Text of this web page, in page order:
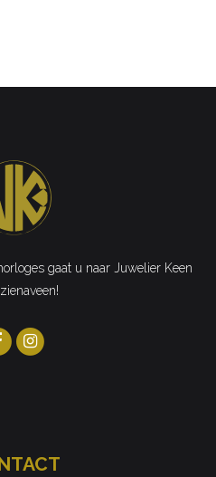
gaat u naar Juwelier Keen